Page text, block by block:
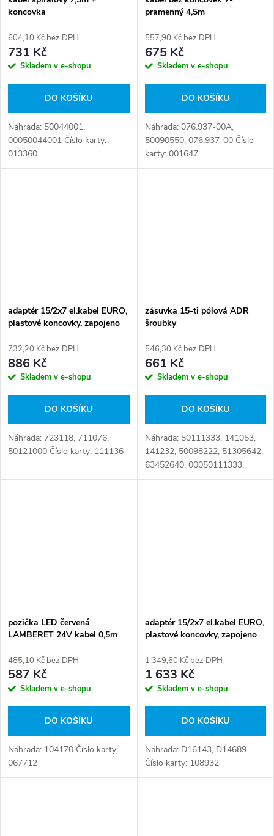
koncovka
604,10 Kč bez DPH
731 Kč
Skladem v e-shopu
DO KOŠÍKU
Náhrada: 50044001,
00050044001 Číslo karty:
013360
pramenný 4,5m
557,90 Kč bez DPH
675 Kč
Skladem v e-shopu
DO KOŠÍKU
Náhrada: 076.937-00A,
50090550, 076.937-00 Číslo
karty: 001647
adaptér 15/2x7 el.kabel EURO,
plastové koncovky, zapojeno
732,20 Kč bez DPH
886 Kč
Skladem v e-shopu
DO KOŠÍKU
Náhrada: 723118, 711076,
50121000 Číslo karty: 111136
zásuvka 15-ti pólová ADR
šroubky
546,30 Kč bez DPH
661 Kč
Skladem v e-shopu
DO KOŠÍKU
Náhrada: 50111333, 141053,
141232, 50098222, 51305642,
63452640, 00050111333,
A10060, 1 016 562 1, 1 040
pozička LED červená
LAMBERET 24V kabel 0,5m
485,10 Kč bez DPH
587 Kč
Skladem v e-shopu
DO KOŠÍKU
Náhrada: 104170 Číslo karty:
067712
adaptér 15/2x7 el.kabel EURO,
plastové koncovky, zapojeno
1 349,60 Kč bez DPH
1 633 Kč
Skladem v e-shopu
DO KOŠÍKU
Náhrada: D16143, D14689
Číslo karty: 108932